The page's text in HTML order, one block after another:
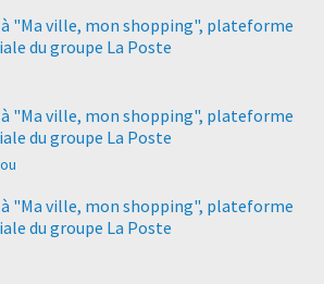
"Ma ville, mon shopping", plateforme
du groupe La Poste
"Ma ville, mon shopping", plateforme
du groupe La Poste
"Ma ville, mon shopping", plateforme
du groupe La Poste